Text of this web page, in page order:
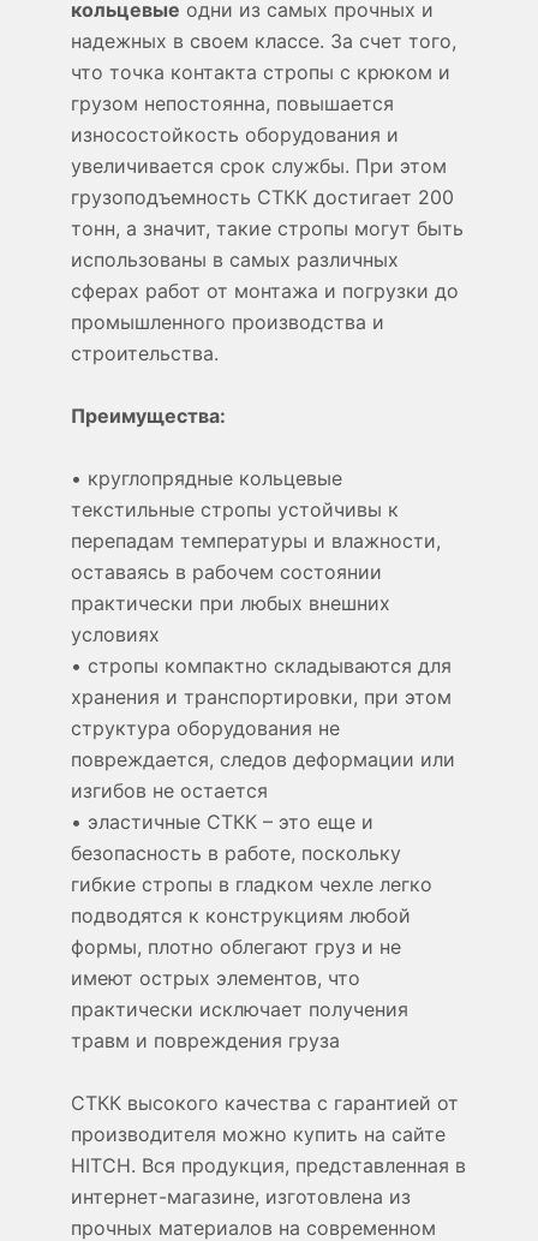
кольцевые одни из самых прочных и
надежных в своем классе. За счет того,
что точка контакта стропы с крюком и
грузом непостоянна, повышается
износостойкость оборудования и
увеличивается срок службы. При этом
грузоподъемность СТКК достигает 200
тонн, а значит, такие стропы могут быть
использованы в самых различных
сферах работ от монтажа и погрузки до
промышленного производства и
строительства.
Преимущества:
• круглопрядные кольцевые
текстильные стропы устойчивы к
перепадам температуры и влажности,
оставаясь в рабочем состоянии
практически при любых внешних
условиях
• стропы компактно складываются для
хранения и транспортировки, при этом
структура оборудования не
повреждается, следов деформации или
изгибов не остается
• эластичные СТКК – это еще и
безопасность в работе, поскольку
гибкие стропы в гладком чехле легко
подводятся к конструкциям любой
формы, плотно облегают груз и не
имеют острых элементов, что
практически исключает получения
травм и повреждения груза
СТКК высокого качества с гарантией от
производителя можно купить на сайте
HITCH. Вся продукция, представленная в
интернет-магазине, изготовлена из
прочных материалов на современном